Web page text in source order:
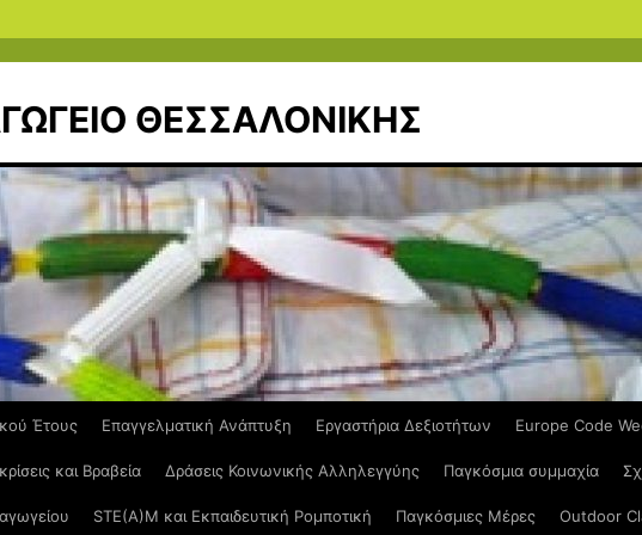
ΘΕΣΣΑΛΟΝΙΚΗΣ
Έτους Επαγγελματική Ανάπτυξη Εργαστήρια Δεξιοτήτων Europe Code
και Βραβεία Δράσεις Κοινωνικής Αλληλεγγύης Παγκόσμια συμμαχία
STE(A)M και Εκπαιδευτική Ρομποτική Παγκόσμιες Μέρες Outdoor